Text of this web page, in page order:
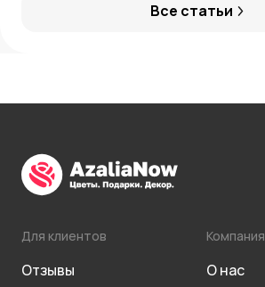
Все статьи
Для клиентов
Отзывы
Компания
О нас